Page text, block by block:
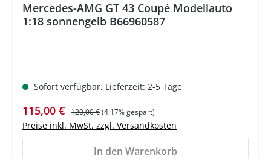
Mercedes-AMG GT 43 Coupé Modellauto
1:18 sonnengelb B66960587
Sofort verfügbar, Lieferzeit: 2-5 Tage
Verkaufspreis:
115,00 € Regulärer Preis:
120,00 €(4.17% gespart)
Preise inkl. MwSt. zzgl. Versandkosten
In den Warenkorb